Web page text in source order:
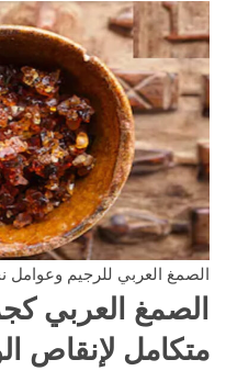
الصمغ العربي للرجيم وعوامل
الصمغ العربي
متكامل لإنقاص